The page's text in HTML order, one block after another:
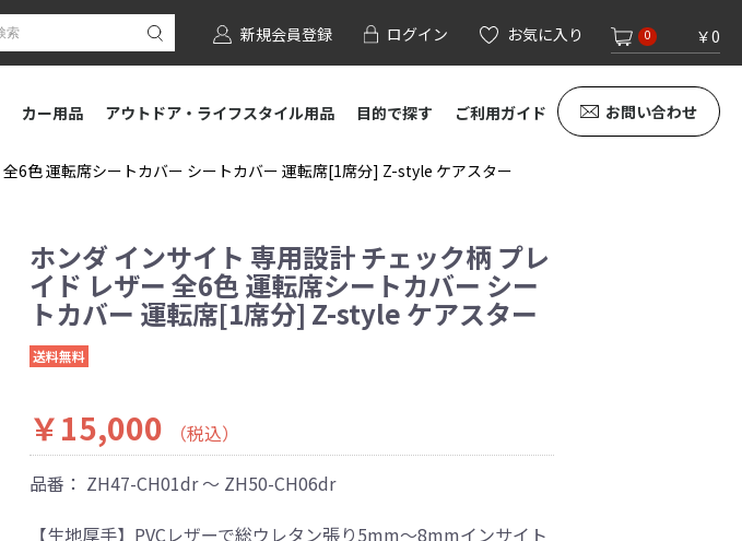
新規会員登録 ログイン お気に入り 0 ￥0
カー用品 アウトドア・ライフスタイル用品 目的で探す ご利用ガイド お問い合わせ
6色 運転席シートカバー シートカバー 運転席[1席分] Z-style ケアスター
ホンダ インサイト 専用設計 チェック柄 プレ
イド レザー 全6色 運転席シートカバー シー
トカバー 運転席[1席分] Z-style ケアスター
送料無料
￥15,000
（税込）
品番： ZH47-CH01dr ～ ZH50-CH06dr
【生地厚手】PVCレザーで総ウレタン張り5mm～8mmインサイト